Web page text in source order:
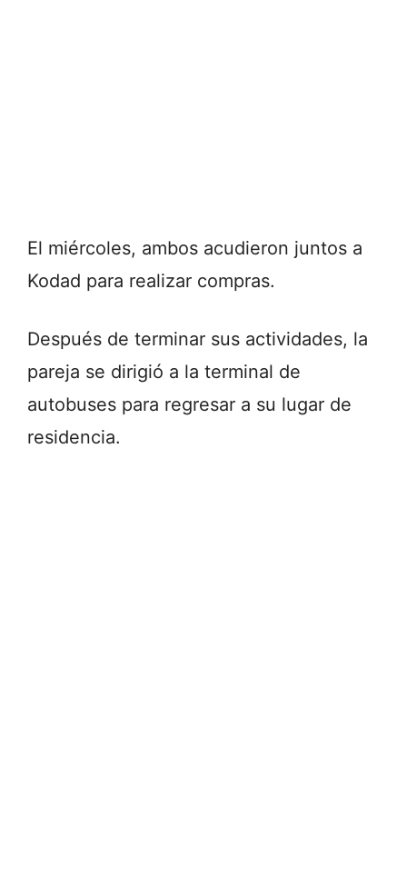
El miércoles, ambos acudieron juntos a
Kodad para realizar compras.
Después de terminar sus actividades, la
pareja se dirigió a la terminal de
autobuses para regresar a su lugar de
residencia.